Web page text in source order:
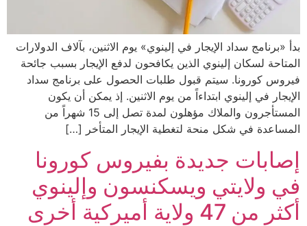
بدأ «برنامج سداد الإيجار في إلينوي» يوم الاثنين، بآلاف الدولارات
المتاحة لسكان إلينوي الذين يكافحون لدفع الإيجار بسبب جائحة
فيروس كورونا. سيتم قبول طلبات الحصول على برنامج سداد
الإيجار في إلينوي ابتداءاً من يوم الاثنين. إذ يمكن أن يكون
المستأجرون والملاك مؤهلون لمدة تصل إلى 15 شهراً من
المساعدة في شكل منحة لتغطية الإيجار المتأخر […]
إصابات جديدة بفيروس كورونا
في ولايتي ويسكنسون وإلينوي
أكثر من 47 ولاية أميركية أخرى